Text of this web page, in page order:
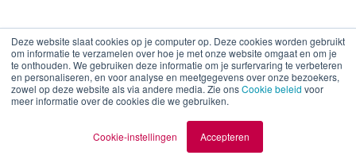
Deze website slaat cookies op je computer op. Deze cookies worden gebruikt
om informatie te verzamelen over hoe je met onze website omgaat en om je
te onthouden. We gebruiken deze informatie om je surfervaring te verbeteren
en personaliseren, en voor analyse en meetgegevens over onze bezoekers,
zowel op deze website als via andere media. Zie onsCookie beleid voor
meer informatie over de cookies die we gebruiken.
Cookie-instellingen Accepteren
Terug naar overzicht
Korneel Ridderbeek
Trainee Patent Attorney